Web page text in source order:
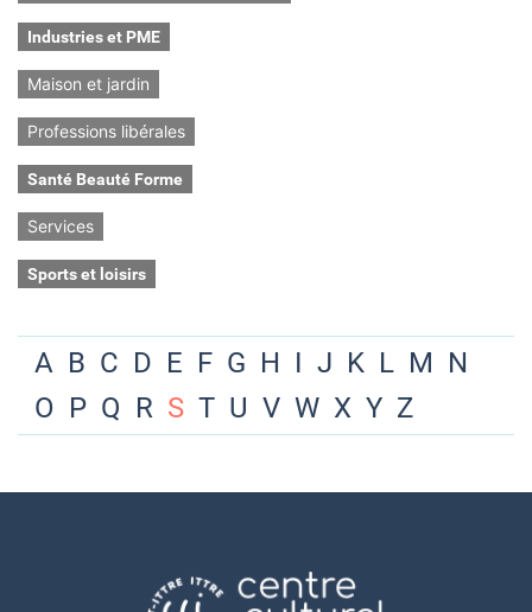
Industries et PME
Maison et jardin
Professions libérales
Santé Beauté Forme
Services
Sports et loisirs
A B C D E F G H I J K L M N
O P Q R S T U V W X Y Z